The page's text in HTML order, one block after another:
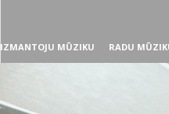
IZMANTOJU MŪZIKU RADU